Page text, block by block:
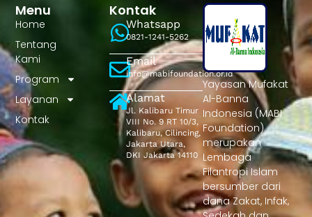
Menu
Home
Tentang
Kami
Program
Layanan
Kontak
Kontak
Whatsapp
0821-1241-5262
Email
info@mabifoundation.or.id
Alamat
Jl. Kalibaru Timur
VIII No. 9 RT 10/3,
Kalibaru, Cilincing,
Jakarta Utara,
DKI Jakarta 14110
Yayasan Mufakat
Al-Banna
Indonesia (MABI
Foundation)
merupakan
Lembaga
Filantropi Islam
bersumber dari
dana Zakat, Infak,